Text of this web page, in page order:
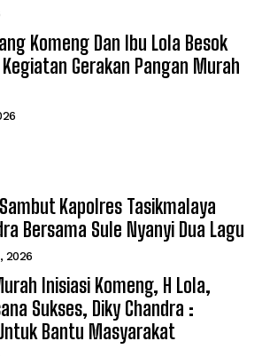
Komeng Dan Ibu Lola Besok
Gerakan Pangan Murah
Kapolres Tasikmalaya
Bersama Sule Nyanyi Dua Lagu
2026
Inisiasi Komeng, H Lola,
Sukses, Diky Chandra :
Bantu Masyarakat